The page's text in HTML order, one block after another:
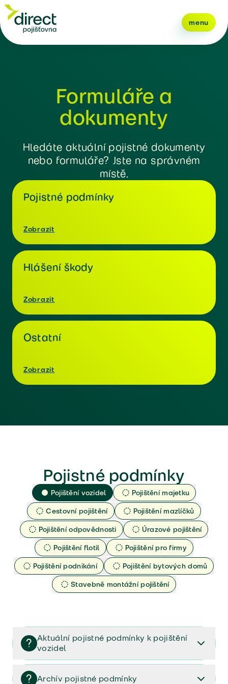
menu
Formuláře a
dokumenty
Hledáte aktuální pojistné dokumenty
nebo formuláře? Jste na správném
místě.
Pojistné podmínky
Zobrazit
Hlášení škody
Zobrazit
Ostatní
Zobrazit
Pojistné podmínky
Pojištění vozidel
Pojištění majetku
Cestovní pojištění
Pojištění mazlíčků
Pojištění odpovědnosti
Úrazové pojištění
Pojištění flotil
Pojištění pro firmy
Pojištění podnikání
Pojištění bytových domů
Stavebně montážní pojištění
Aktuální pojistné podmínky k pojištění
vozidel
Pojištění vozidel/Pojistné podmínky a vše důležité ke
smlouvě (PDF)
Archív pojistné podmínky